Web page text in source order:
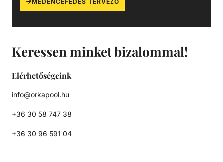
Keressen minket bizalommal!
Elérhetőségeink
info@orkapool.hu
+36 30 58 747 38
+36 30 96 591 04
MEDENCEFEDÉS TERVEZŐ